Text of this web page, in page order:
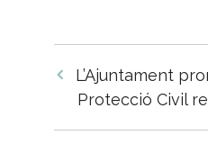
Navegació
per
L’Ajuntament
Protecció Civil